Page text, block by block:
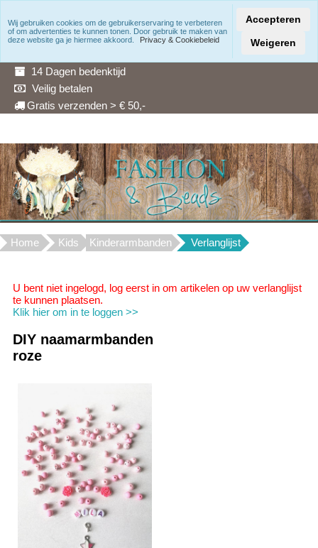
Snelle levering
14 Dagen bedenktijd
Veilig betalen
Gratis verzenden > € 50,-
Home Kids Kinderarmbanden Verlanglijst
U bent niet ingelogd, log eerst in om artikelen op uw verlanglijst
te kunnen plaatsen.
Klik hier om in te loggen >>
DIY naamarmbanden
roze
Wij gebruiken cookies om de gebruikerservaring te verbeteren
of om advertenties te kunnen tonen. Door gebruik te maken van
deze website ga je hiermee akkoord.
Privacy & Cookiebeleid
Accepteren
Weigeren